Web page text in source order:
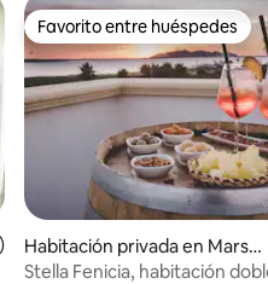
promedio: 4.52 de 5, 31
Favorito entre huéspedes
Favorito entre huéspedes
Habitación privada en Marsal
a
Stella Fenicia, habitación